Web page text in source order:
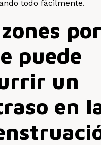
todo fácilmente.
puede
un
en